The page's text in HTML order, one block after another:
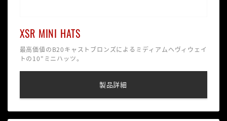
XSR MINI HATS
最高価値のB20キャストブロンズによるミディアムヘヴィウェイ
トの10"ミニハッツ。
製品詳細